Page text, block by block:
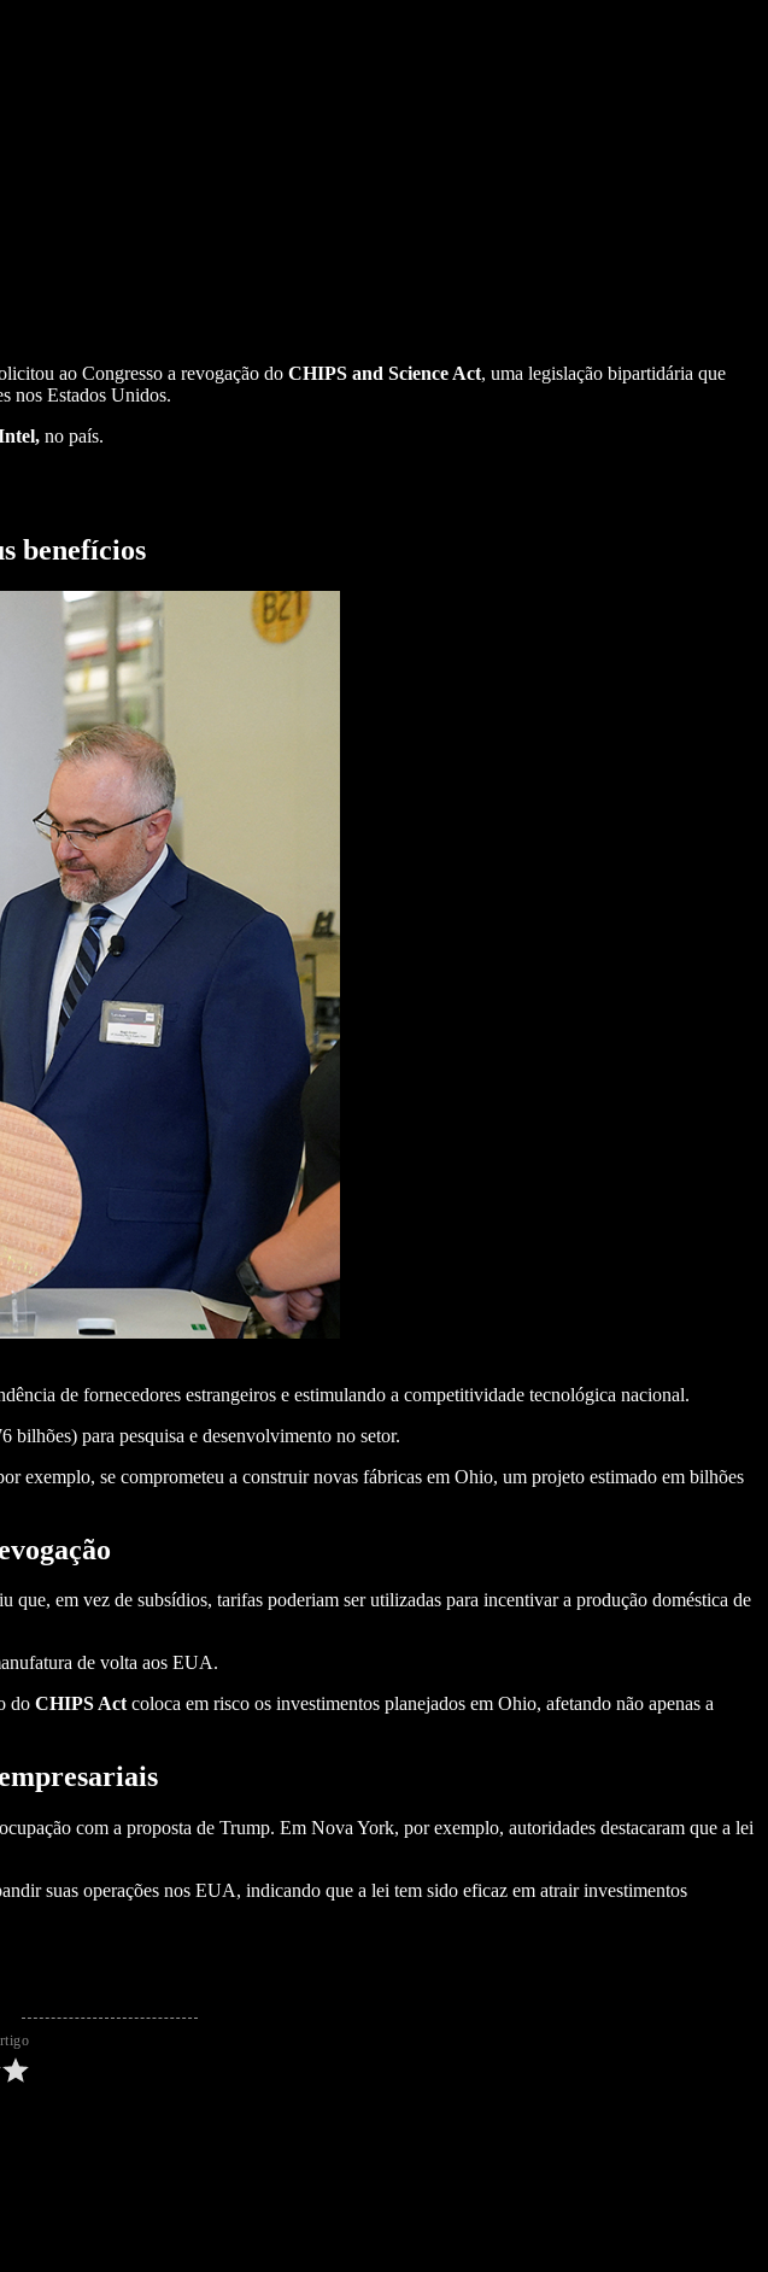
ao Congresso a revogação do CHIPS and Science Act, uma legislação bipartidária que
nos Estados Unidos.
no país.
benefícios
de fornecedores estrangeiros e estimulando a competitividade tecnológica nacional.
para pesquisa e desenvolvimento no setor.
exemplo, se comprometeu a construir novas fábricas em Ohio, um projeto estimado em bilhões
que, em vez de subsídios, tarifas poderiam ser utilizadas para incentivar a produção doméstica de
de volta aos EUA.
do CHIPS Actcoloca em risco os investimentos planejados em Ohio, afetando não apenas a
com a proposta de Trump. Em Nova York, por exemplo, autoridades destacaram que a lei
suas operações nos EUA, indicando que a lei tem sido eficaz em atrair investimentos